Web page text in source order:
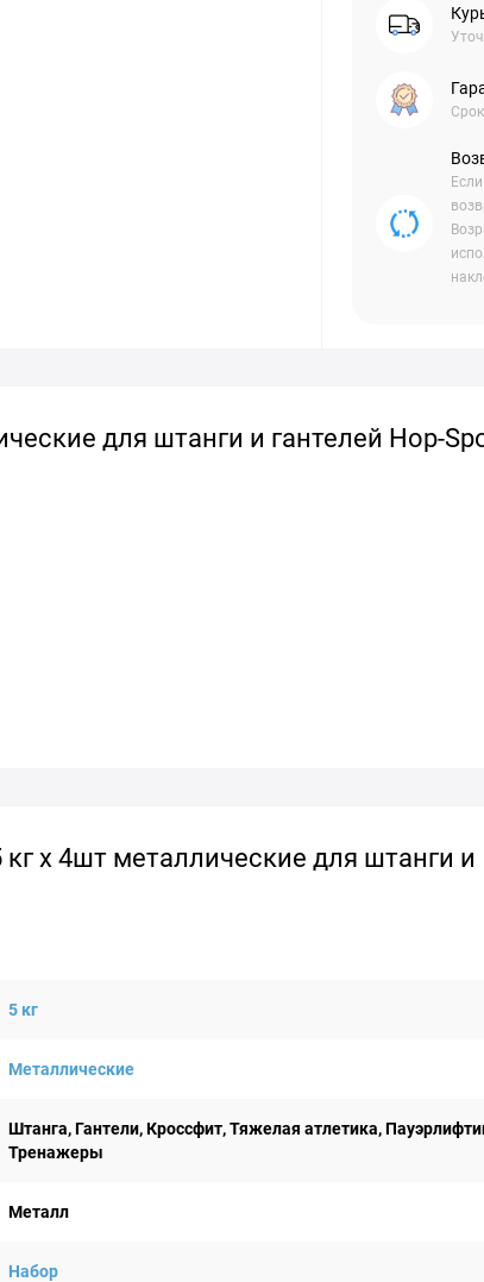
для штанги и гантелей Hop-
x 4шт металлические для штанги и
5 кг
Металлические
Штанга, Гантели, Кроссфит, Тяжелая атлетика,
Тренажеры
Металл
Набор